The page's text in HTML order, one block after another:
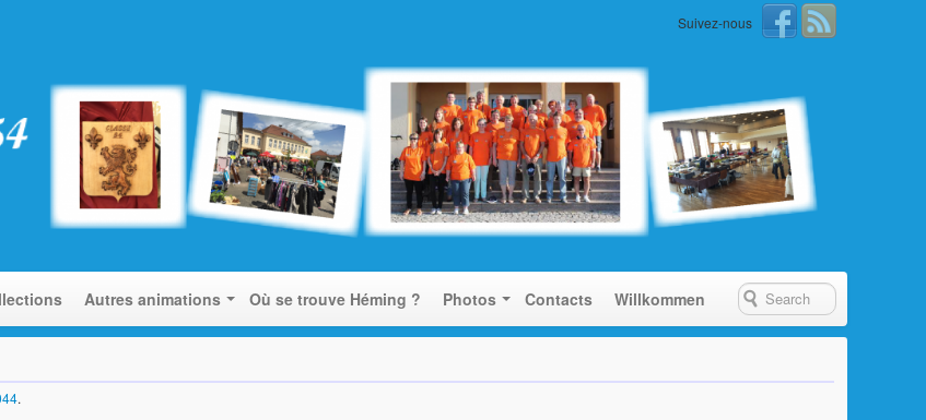
Suivez-nous
Autres animations Où se trouve Héming ? Photos Contacts Willkommen
.